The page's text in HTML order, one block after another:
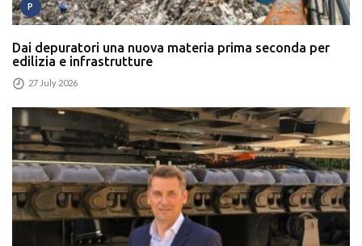
P
Dai depuratori una nuova materia prima seconda per
edilizia e infrastrutture
27 July 2026